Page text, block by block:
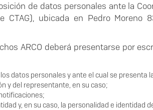
de datos personales ante la
CTAG), ubicada en Pedro Moreno
ARCO deberá presentarse por
datos personales y ante el cual se presenta
y del representante, en su caso;
y, en su caso, la personalidad e identidad